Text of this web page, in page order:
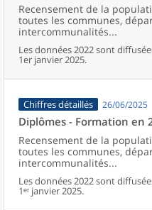
Recensement de la
toutes les communes,
intercommunalités...
Les données 2022 sont
1er janvier 2025.
Chiffres détaillés 26/06/2025
Diplômes - Formation en
Recensement de la
toutes les communes,
intercommunalités...
Les données 2022 sont
1ᵉʳ janvier 2025.